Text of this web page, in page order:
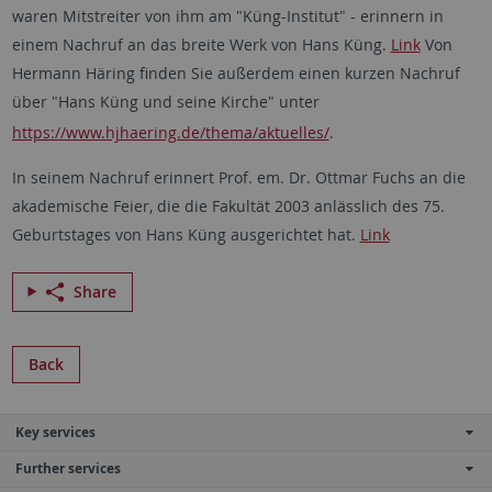
waren Mitstreiter von ihm am "Küng-Institut" - erinnern in
einem Nachruf an das breite Werk von Hans Küng. LinkVon
Hermann Häring finden Sie außerdem einen kurzen Nachruf
über "Hans Küng und seine Kirche" unter
https://www.hjhaering.de/thema/aktuelles/.
In seinem Nachruf erinnert Prof. em. Dr. Ottmar Fuchs an die
akademische Feier, die die Fakultät 2003 anlässlich des 75.
Geburtstages von Hans Küng ausgerichtet hat. Link
Share
Back
Key services
Further services